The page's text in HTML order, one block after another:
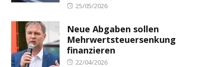
Posted
25/05/2026
Neue Abgaben sollen
Mehrwertsteuersenkung
finanzieren
Posted
22/04/2026